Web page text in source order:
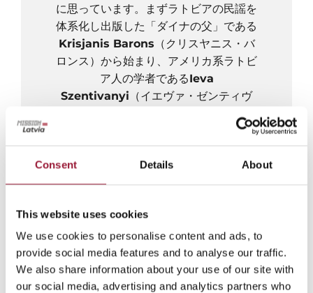
Consent Details About
This website uses cookies
We use cookies to personalise content and ads, to
provide social media features and to analyse our traffic.
We also share information about your use of our site with
our social media, advertising and analytics partners who
に思っています。まずラトビアの民謡を
体系化し出版した「ダイナの父」である
Krisjanis Barons （クリスヤニス・バ
ロンス）から始まり、アメリカ系ラトビ
ア人の学者であるIeva
Szentivanyi （イエヴァ・ゼンティヴ
ァニ）は20年以上にわたってダイナを
英語に翻訳しました。ラトビアの詩人
レ）もダイナを翻訳しました。彼女は、
ダイナは海外に住むすべてのラトビア人
人のための素晴らしい贈り物であると考
えていました。彼女の夢は、2000曲の
ダイナを翻訳することです。
民俗学者のラトビア元大統領、Vaira